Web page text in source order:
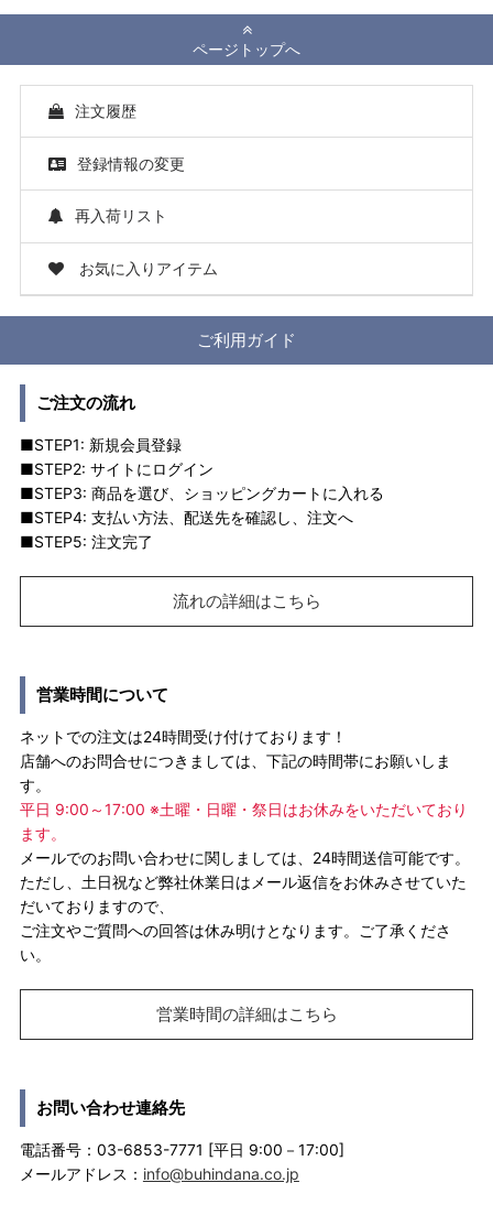
ページトップへ
注文履歴
登録情報の変更
再入荷リスト
お気に入りアイテム
ご利用ガイド
ご注文の流れ
■STEP1: 新規会員登録
■STEP2: サイトにログイン
■STEP3: 商品を選び、ショッピングカートに入れる
■STEP4: 支払い方法、配送先を確認し、注文へ
■STEP5: 注文完了
流れの詳細はこちら
営業時間について
ネットでの注文は24時間受け付けております！
店舗へのお問合せにつきましては、下記の時間帯にお願いしま
す。
平日 9:00～17:00 ※土曜・日曜・祭日はお休みをいただいており
ます。
メールでのお問い合わせに関しましては、24時間送信可能です。
ただし、土日祝など弊社休業日はメール返信をお休みさせていた
だいておりますので、
ご注文やご質問への回答は休み明けとなります。ご了承くださ
い。
営業時間の詳細はこちら
お問い合わせ連絡先
電話番号：03-6853-7771 [平日 9:00－17:00]
メールアドレス： info@buhindana.co.jp